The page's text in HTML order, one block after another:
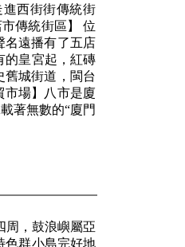
西街街傳統街
傳統街區】 位
名遠播有了五店
的皇宮起，紅磚
城街道，閩台
市場】八市是廈
著無數的“廈門
周，鼓浪嶼屬亞
色群小島完好地